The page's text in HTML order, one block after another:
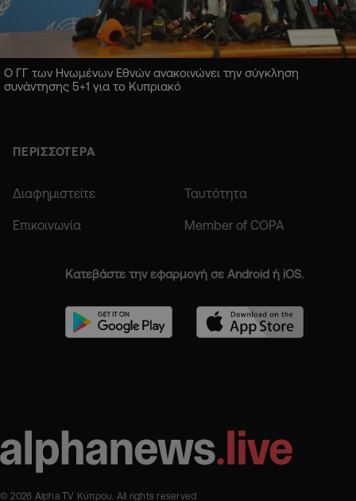
Ο ΓΓ των Ηνωμένων Εθνών ανακοινώνει την σύγκληση
συνάντησης 5+1 για το Κυπριακό
ΠΕΡΙΣΣΟΤΕΡΑ
Διαφημιστείτε Ταυτότητα
Επικοινωνία Member of COPA
Κατεβάστε την εφαρμογή σε Android ή iOS.
© 2026 Alpha TV Κύπρου. All rights reserved